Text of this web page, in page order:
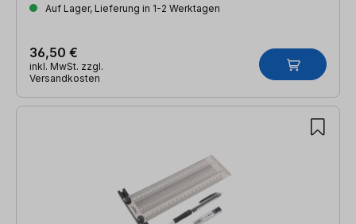
Auf Lager, Lieferung in 1-2 Werktagen
36,50 €
inkl. MwSt. zzgl.
Versandkosten